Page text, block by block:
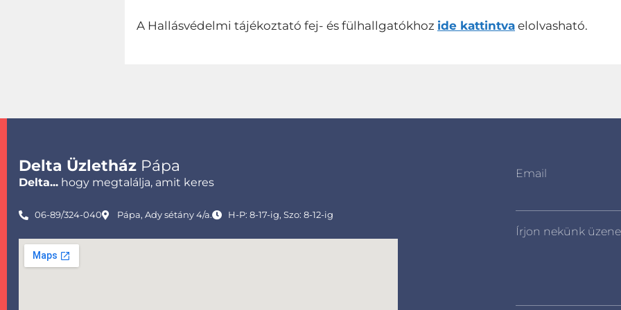
A Hallásvédelmi tájékoztató fej- és fülhallgatókhoz ide kattintva elolvasható.
Delta Üzletház Pápa
Delta... hogy megtalálja, amit keres
06-89/324-040 Pápa, Ady sétány 4/a. H-P: 8-17-ig, Szo: 8-12-ig
Email
Írjon nekünk